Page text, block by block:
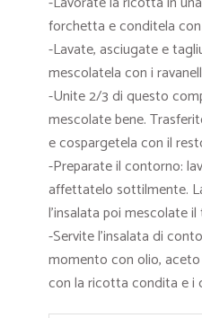
forchetta e conditela con
-Lavate, asciugate e
mescolatela con i
-Unite 2/3 di questo
mescolate bene.
e cospargetela con il
-Preparate il contorno:
affettatelo sottilmente.
l’insalata poi mescolate
-Servite l’insalata di
momento con olio,
con la ricotta condita e i